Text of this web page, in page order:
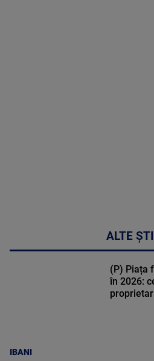
ALTE
IBANI
(P) Piața
în 2026: